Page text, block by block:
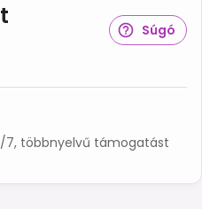
Súgó
7, többnyelvű támogatást